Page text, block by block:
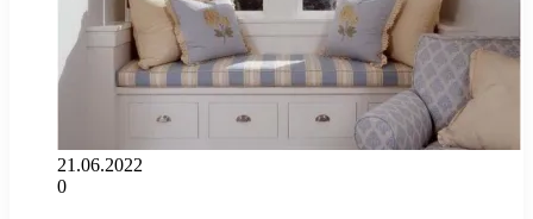
21.06.2022
0